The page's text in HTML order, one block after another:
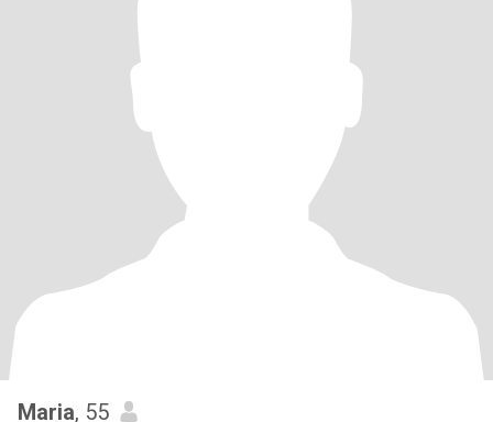
Maria, 55